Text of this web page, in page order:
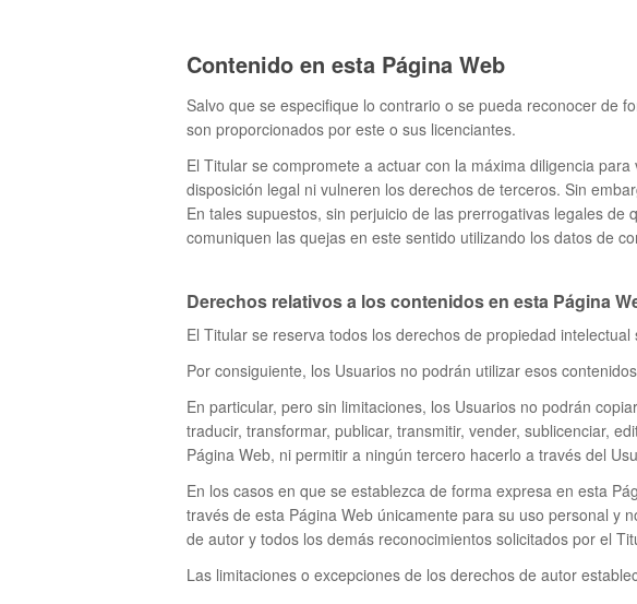
Contenido en esta Página Web
Salvo que se especifique lo contrario o se pueda reconocer de
son proporcionados por este o sus licenciantes.
El Titular se compromete a actuar con la máxima diligencia
disposición legal ni vulneren los derechos de terceros. Sin
En tales supuestos, sin perjuicio de las prerrogativas legales
comuniquen las quejas en este sentido utilizando los datos de
Derechos relativos a los contenidos en esta Página
El Titular se reserva todos los derechos de propiedad
Por consiguiente, los Usuarios no podrán utilizar esos
En particular, pero sin limitaciones, los Usuarios no podrán
traducir, transformar, publicar, transmitir, vender, sublicenciar,
Página Web, ni permitir a ningún tercero hacerlo a través del
En los casos en que se establezca de forma expresa en esta
través de esta Página Web únicamente para su uso personal y
de autor y todos los demás reconocimientos solicitados por el
Las limitaciones o excepciones de los derechos de autor